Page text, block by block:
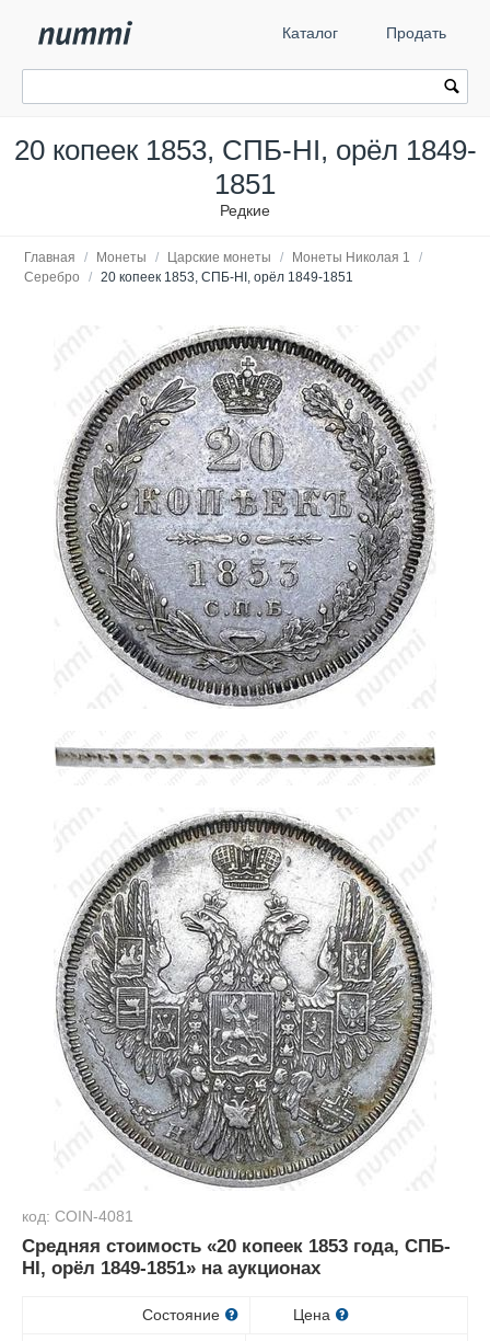
Каталог Продать
20 копеек 1853, СПБ-HI, орёл 1849-
1851
Редкие
Главная / Монеты / Царские монеты / Монеты Николая 1
/
Серебро
/ 20 копеек 1853, СПБ-HI, орёл 1849-1851
код: COIN-4081
Средняя стоимость «20 копеек 1853 года, СПБ-
HI, орёл 1849-1851» на аукционах
Состояние Цена